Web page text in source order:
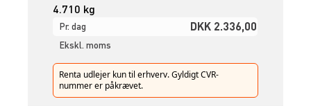
4.710 kg
Pr. dag DKK 2.336,00
Ekskl. moms
Renta udlejer kun til erhverv. Gyldigt CVR-
nummer er påkrævet.